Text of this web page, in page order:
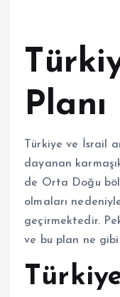
Türkiye ve İsrail
dayanan
de Orta Doğu
olmaları
geçirmektedir.
ve bu plan ne